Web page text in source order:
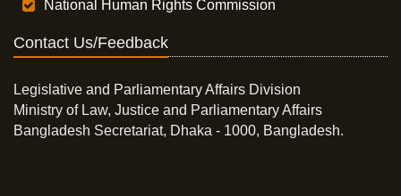
National Human Rights Commission
Contact Us/Feedback
Legislative and Parliamentary Affairs Division
Ministry of Law, Justice and Parliamentary Affairs
Bangladesh Secretariat, Dhaka - 1000, Bangladesh.